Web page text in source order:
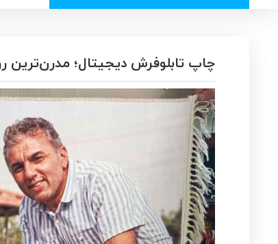
چاپ تابلوفرش دیجیتال؛ مدرن‌ترین